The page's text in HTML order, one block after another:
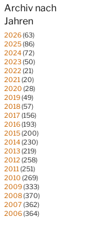
Archiv nach
Jahren
2026(63)
2025(86)
2024(72)
2023(50)
2022 (21)
2021 (20)
2020 (28)
2019(49)
2018(57)
2017(156)
2016(193)
2015(200)
2014(230)
2013(219)
2012 (258)
2011 (251)
2010 (269)
2009(333)
2008(370)
2007(362)
2006(364)